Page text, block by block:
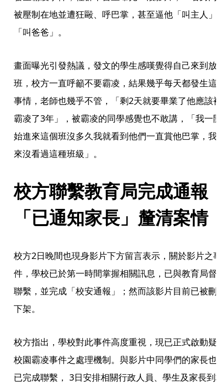
被壓制在地並遭狂毆、呼巴掌，甚至逼他「叫主人」
「叫爸爸」。
畫面曝光引發熱議，發文的學生感嘆覺得自己來到放
班，校方一直呼籲不要霸凌，結果幾乎每天都發生這
事情，老師也幾乎不管，「剩2天就要畢業了他應該
霸凌了3年」，被霸凌的同學感覺也不敢講，「我一
始進來這個班沒多久我就看到他們一直賞他巴掌，我
來沒看過這種班級」。
校方聯繫教育局完成通
「已通知家長」釐清案情
校方2日晚間也現身影片下方留言表示，關於影片之
件，學校已於第一時間掌握相關訊息，已與教育局督
聯繫，並完成「校安通報」；然而該影片目前已被刪
下架。
校方指出，學校對此事件高度重視，現已正式啟動疑
校園霸凌事件之處理機制。與影片中同學們的家長也
已完成聯繫， 3日安排相關行政人員、學生及家長到